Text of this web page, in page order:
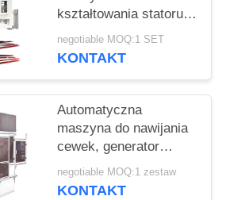
kształtowania statoru z
włosami włosowymi
rozwiązanie
napędowego
samochodu
negotiable MOQ:1 SET
KONTAKT
Automatyczna
maszyna do nawijania
cewek, generator
silnika alternatora
Maszyna do nawijania
negotiable MOQ:1 zestaw
KONTAKT